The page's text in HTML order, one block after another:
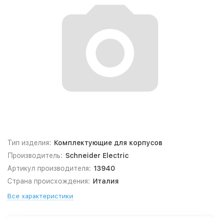
Тип изделия: Комплектующие для корпусов
Производитель: Schneider Electric
Артикул производителя: 13940
Страна происхождения: Италия
Все характеристики